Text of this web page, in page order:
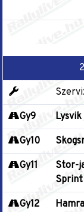
Gy9
Gy10
Gy11
Stor-
Gy12